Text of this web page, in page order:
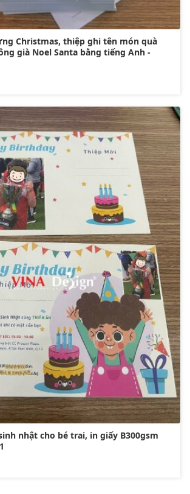
Christmas, thiệp ghi tên món quà
già Noel Santa bằng tiếng Anh -
nhật cho bé trai, in giấy B300gsm